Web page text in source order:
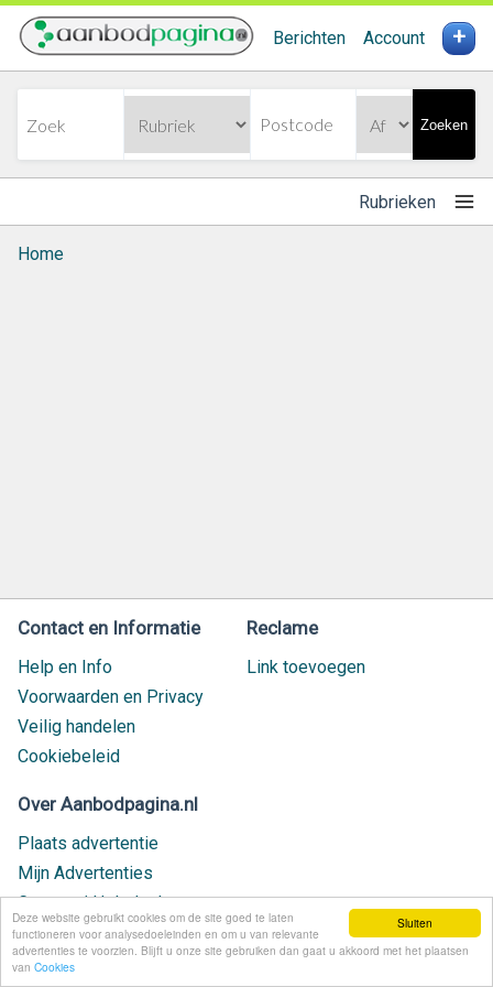
Sluiten
Deze website gebruikt cookies om de site goed te laten
functioneren voor analysedoeleinden en om u van relevante
advertenties te voorzien. Blijft u onze site gebruiken dan gaat u akkoord met het plaatsen
van Cookies
Berichten Account +
Zoeken
Rubrieken
Home
Contact en Informatie
Help en Info
Voorwaarden en Privacy
Veilig handelen
Cookiebeleid
Reclame
Link toevoegen
Over Aanbodpagina.nl
Plaats advertentie
Mijn Advertenties
Contact / Helpdesk
Nieuw geplaatst